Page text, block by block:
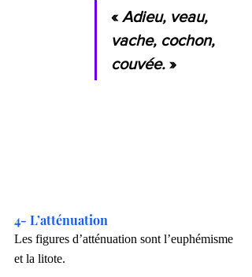
« Adieu, veau,
vache, cochon,
couvée. »
4- L’atténuation
Les figures d’atténuation sont l’euphémisme
et la litote.